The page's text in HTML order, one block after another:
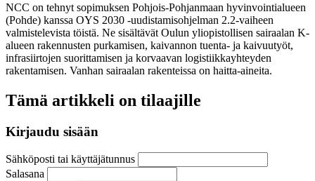
NCC on tehnyt sopimuksen Pohjois-Pohjanmaan hyvinvointialueen
(Pohde) kanssa OYS 2030 -uudistamisohjelman 2.2-vaiheen
valmistelevista töistä. Ne sisältävät Oulun yliopistollisen sairaalan K-
alueen rakennusten purkamisen, kaivannon tuenta- ja kaivuutyöt,
infrasiirtojen suorittamisen ja korvaavan logistiikkayhteyden
rakentamisen. Vanhan sairaalan rakenteissa on haitta-aineita.
Tämä artikkeli on tilaajille
Kirjaudu sisään
Sähköposti tai käyttäjätunnus
Salasana